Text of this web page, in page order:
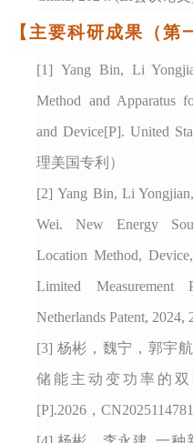
【主要科研成果（第
[1]Yang Bin, Li
Method and Apparatus
and Device[P]. United
理美国专利）
[2]Yang Bin, Li
Wei. New Energy
Location Method,
Limited
Netherlands Patent,
[3] 杨彬，魏宁，郭宇
储能主动变功率的
[P].2026，